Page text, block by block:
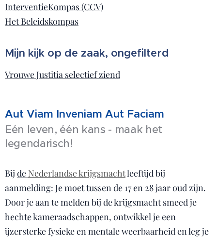
InterventieKompas (CCV)
Het Beleidskompas
Mijn kijk op de zaak, ongefilterd
Vrouwe Justitia selectief ziend
Aut Viam Inveniam Aut Faciam
Eén leven, één kans - maak het
legendarisch!
Bij de Nederlandse krijgsmachtleeftijd bij
aanmelding: Je moet tussen de 17 en 28 jaar oud zijn.
Door je aan te melden bij de krijgsmacht smeed je
hechte kameraadschappen, ontwikkel je een
ijzersterke fysieke en mentale weerbaarheid en leg je